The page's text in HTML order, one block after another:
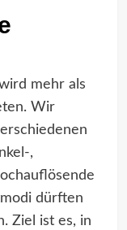
mehr als
Wir
,
dürften
Ziel ist es, in